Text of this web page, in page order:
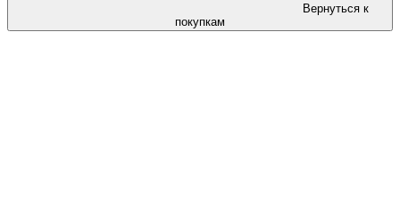
Вернуться к
покупкам